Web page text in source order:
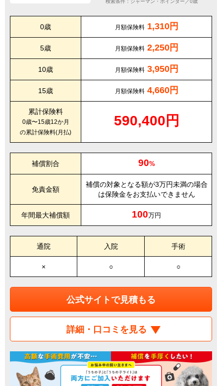
検索条件：ジャーマン・ポインター／0歳
0歳 月額保険料 1,310円
5歳 月額保険料 2,250円
10歳 月額保険料 3,950円
15歳 月額保険料 4,660円
累計保険料
0歳〜15歳12か月
の累計保険料(月払)
590,400円
補償割合 90%
免責金額
補償の対象となる額が3万円未満の場合
は保険金をお支払いできません
年間最大補償額 100万円
通院 入院 手術
× ○ ○
公式サイトで見積もる
詳細・口コミを見る